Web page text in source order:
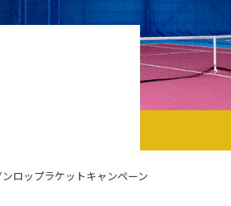
ロップラケットキャンペーン